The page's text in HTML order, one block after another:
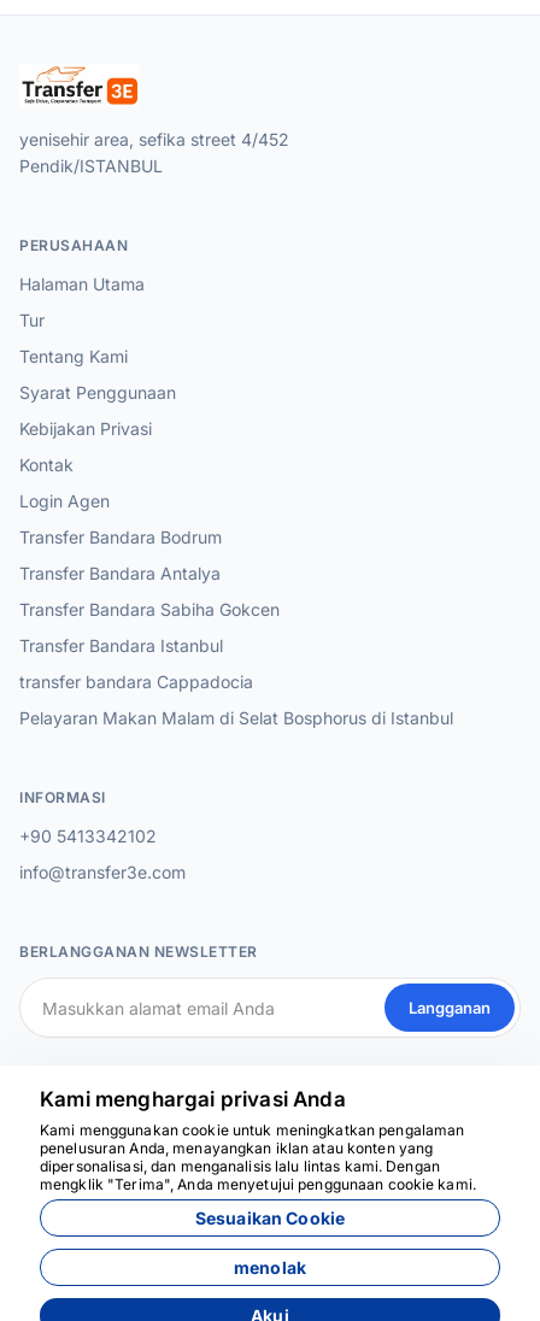
yenisehir area, sefika street 4/452
Pendik/ISTANBUL
PERUSAHAAN
Halaman Utama
Tur
Tentang Kami
Syarat Penggunaan
Kebijakan Privasi
Kontak
Login Agen
Transfer Bandara Bodrum
Transfer Bandara Antalya
Transfer Bandara Sabiha Gokcen
Transfer Bandara Istanbul
transfer bandara Cappadocia
Pelayaran Makan Malam di Selat Bosphorus di Istanbul
INFORMASI
+90 5413342102
info@transfer3e.com
BERLANGGANAN NEWSLETTER
Langganan
Kami menghargai privasi Anda
Kami menggunakan cookie untuk meningkatkan pengalaman
penelusuran Anda, menayangkan iklan atau konten yang
dipersonalisasi, dan menganalisis lalu lintas kami. Dengan
mengklik "Terima", Anda menyetujui penggunaan cookie kami.
Sesuaikan Cookie
menolak
Akui
Kami siap membantu